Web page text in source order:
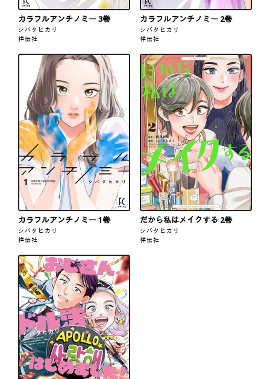
カラフルアンチノミー 3巻
シバタヒカリ
祥伝社
カラフルアンチノミー 2巻
シバタヒカリ
祥伝社
カラフルアンチノミー 1巻
シバタヒカリ
祥伝社
だから私はメイクする 2巻
シバタヒカリ
祥伝社